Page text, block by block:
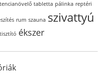
tabletta pálinka reptéri
rum szauna szivattyú
ékszer